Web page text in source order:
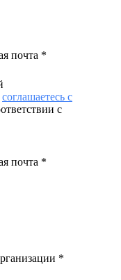
почта *
соглашаетесь с
с
почта *
*